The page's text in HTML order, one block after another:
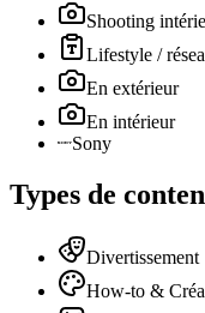
Shooting
Lifestyle /
En extérieur
En intérieur
Sony
Types de
Divertissement
How-to &